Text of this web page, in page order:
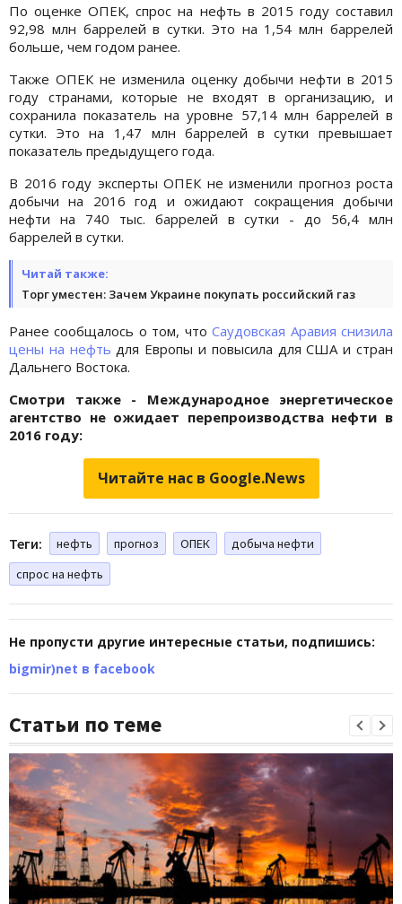
По оценке ОПЕК, спрос на нефть в 2015 году составил
92,98 млн баррелей в сутки. Это на 1,54 млн баррелей
больше, чем годом ранее.
Также ОПЕК не изменила оценку добычи нефти в 2015
году странами, которые не входят в организацию, и
сохранила показатель на уровне 57,14 млн баррелей в
сутки. Это на 1,47 млн баррелей в сутки превышает
показатель предыдущего года.
В 2016 году эксперты ОПЕК не изменили прогноз роста
добычи на 2016 год и ожидают сокращения добычи
нефти на 740 тыс. баррелей в сутки - до 56,4 млн
баррелей в сутки.
Читай также:
Торг уместен: Зачем Украине покупать российский газ
Ранее сообщалось о том, чтоСаудовская Аравия снизила
цены на нефть для Европы и повысила для США и стран
Дальнего Востока.
Смотри также - Международное энергетическое
агентство не ожидает перепроизводства нефти в
2016 году:
Читайте нас в Google.News
Теги: нефть прогноз ОПЕК
добыча нефти
спрос на нефть
Не пропусти другие интересные статьи, подпишись:
bigmir)net в facebook
Статьи по теме